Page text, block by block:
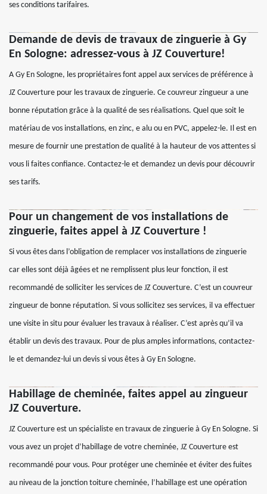
ses conditions tarifaires.
Demande de devis de travaux de zinguerie à Gy
En Sologne: adressez-vous à JZ Couverture!
A Gy En Sologne, les propriétaires font appel aux services de préférence à
JZ Couverture pour les travaux de zinguerie. Ce couvreur zingueur a une
bonne réputation grâce à la qualité de ses réalisations. Quel que soit le
matériau de vos installations, en zinc, e alu ou en PVC, appelez-le. Il est en
mesure de fournir une prestation de qualité à la hauteur de vos attentes si
vous li faites confiance. Contactez-le et demandez un devis pour découvrir
ses tarifs.
Pour un changement de vos installations de
zinguerie, faites appel à JZ Couverture !
Si vous êtes dans l’obligation de remplacer vos installations de zinguerie
car elles sont déjà âgées et ne remplissent plus leur fonction, il est
recommandé de solliciter les services de JZ Couverture. C’est un couvreur
zingueur de bonne réputation. Si vous sollicitez ses services, il va effectuer
une visite in situ pour évaluer les travaux à réaliser. C’est après qu’il va
établir un devis des travaux. Pour de plus amples informations, contactez-
le et demandez-lui un devis si vous êtes à Gy En Sologne.
Habillage de cheminée, faites appel au zingueur
JZ Couverture.
JZ Couverture est un spécialiste en travaux de zinguerie à Gy En Sologne. Si
vous avez un projet d’habillage de votre cheminée, JZ Couverture est
recommandé pour vous. Pour protéger une cheminée et éviter des fuites
au niveau de la jonction toiture cheminée, l’habillage est une opération